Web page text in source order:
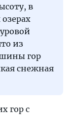
в
из
гор
снежная
гор с